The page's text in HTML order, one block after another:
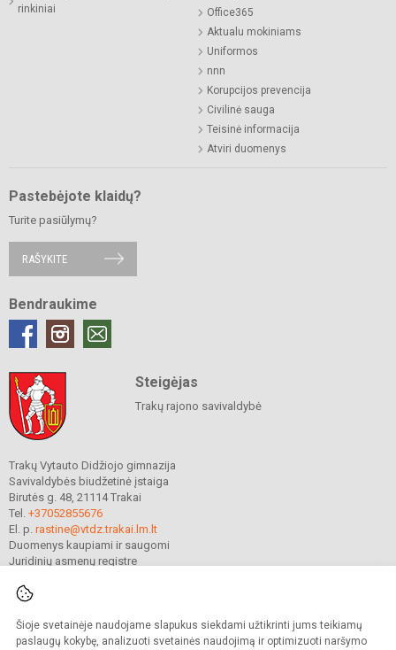
Šioje svetainėje naudojame slapukus siekdami užtikrinti jums teikiamų
paslaugų kokybę, analizuoti svetainės naudojimą ir optimizuoti naršymo
rinkiniai
Office365
Aktualu mokiniams
Uniformos
nnn
Korupcijos prevencija
Civilinė sauga
Teisinė informacija
Atviri duomenys
Pastebėjote klaidų?
Turite pasiūlymų?
RAŠYKITE
Bendraukime
Steigėjas
Trakų rajono savivaldybė
Trakų Vytauto Didžiojo gimnazija
Savivaldybės biudžetinė įstaiga
Birutės g. 48, 21114 Trakai
Tel. +37052855676
El. p. rastine@vtdz.trakai.lm.lt
Duomenys kaupiami ir saugomi
Juridinių asmenų registre
© 2021. Trakų Vytauto Didžiojo gimnazija. Visos teisės saugomos.